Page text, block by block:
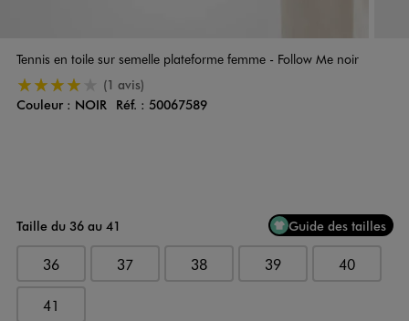
Tennis en toile sur semelle plateforme femme - Follow Me noir
4/5 de moyenne(1 avis)
Couleur
Couleur : NOIR Réf. : 50067589
Taille du 36 au 41 Guide des tailles
36 37 38 39 40
41